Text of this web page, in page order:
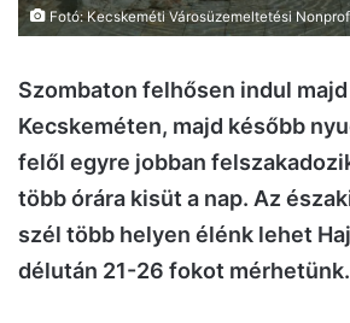
Fotó: Kecskeméti Városüzemeltetési
Szombaton felhősen indul majd
Kecskeméten, majd később
felől egyre jobban
több órára kisüt a nap. Az
szél több helyen élénk lehet
délután 21-26 fokot mérhetünk.